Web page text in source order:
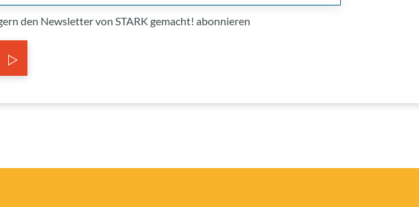
den Newsletter von STARK gemacht! abonnieren